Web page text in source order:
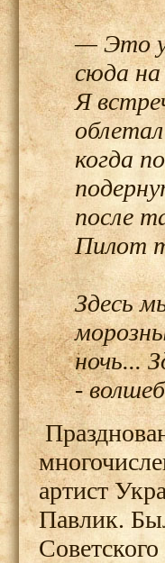
— Это
сюда
Я
когда
после
Пилот
Здесь
ночь...
-
артист
Павлик.